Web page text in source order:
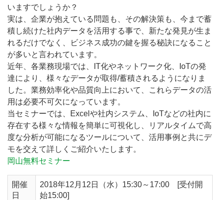
いますでしょうか？
実は、企業が抱えている問題も、その解決策も、今まで蓄
積し続けた社内データを活用する事で、新たな発見が生ま
れるだけでなく、ビジネス成功の鍵を握る秘訣になること
が多いと言われています。
近年、各業務現場では、IT化やネットワーク化、IoTの発
達により、様々なデータが取得/蓄積されるようになりま
した。業務効率化や品質向上において、これらデータの活
用は必要不可欠になっています。
当セミナーでは、Excelや社内システム、IoTなどの社内に
存在する様々な情報を簡単に可視化し、リアルタイムで高
度な分析が可能になるツールについて、活用事例と共にデ
モを交えて詳しくご紹介いたします。
岡山無料セミナー
開催
日
2018年12月12日（水）15:30～17:00 [受付開
始15:00]